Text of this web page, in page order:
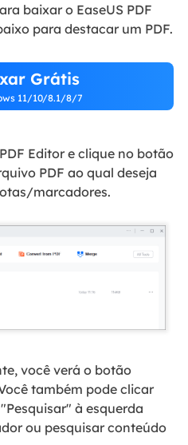
baixar o EaseUS PDF
para destacar um PDF.
Grátis
11/10/8.1/8/7
Editor e clique no botão
PDF ao qual deseja
marcadores.
você verá o botão
também pode clicar
à esquerda
ou pesquisar conteúdo